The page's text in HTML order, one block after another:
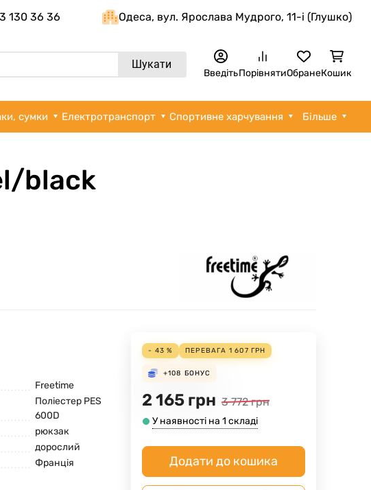
130 36 36 Одеса, вул. Ярослава Мудрого, 11-i (Глушко)
Шукати
ВведітьПорівнятиОбранеКошик
сумки Електротранспорт Спортивне харчування Більше
black
Freetime
Поліестер PES
600D
рюкзак
дорослий
Франція
- 43 % ПЕРЕВАГА 1 607 ГРН
+108 БОНУС
2 165 грн 3 772 грн
У наявності на 1 складі
Додати до кошика